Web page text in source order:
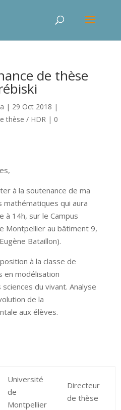
de thèse
| 29 Oct 2018 |
thèse / HDR| 0
à la soutenance de ma
qui aura
à 14h, sur le Campus
Montpellier au bâtiment 9,
Bataillon).
à la classe de
en modélisation
du vivant. Analyse
de la
aux élèves.
Université
de
Montpellier
Directeur
de thèse